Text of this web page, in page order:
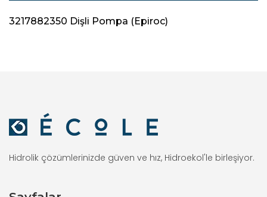
3217882350 Dişli Pompa (Epiroc)
Hidrolik çözümlerinizde güven ve hız, Hidroekol'le birleşiyor.